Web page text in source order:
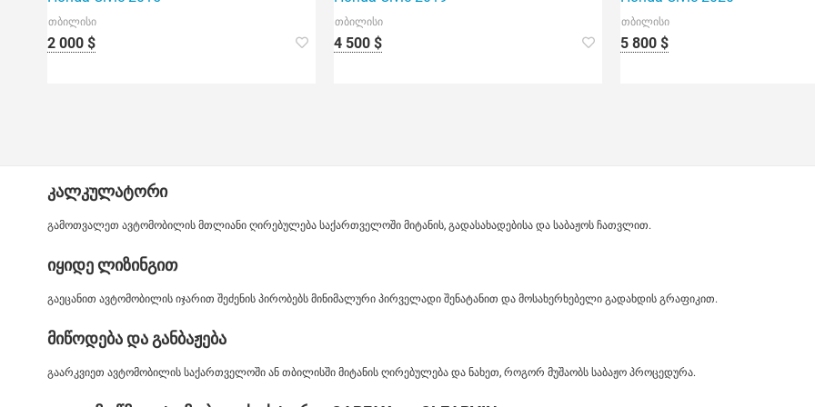
თბილისი
2 000 $
თბილისი
4 500 $
თბილისი
5 800 $
კალკულატორი
გამოთვალეთ ავტომობილის მთლიანი ღირებულება საქართველოში მიტანის, გადასახადებისა და საბაჟოს ჩათვლით.
იყიდე ლიზინგით
გაეცანით ავტომობილის იჯარით შეძენის პირობებს მინიმალური პირველადი შენატანით და მოსახერხებელი გადახდის გრაფიკით.
მიწოდება და განბაჟება
გაარკვიეთ ავტომობილის საქართველოში ან თბილისში მიტანის ღირებულება და ნახეთ, როგორ მუშაობს საბაჟო პროცედურა.